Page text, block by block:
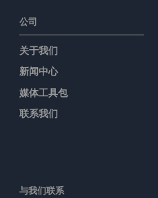
公司
关于我们
新闻中心
媒体工具包
联系我们
与我们联系